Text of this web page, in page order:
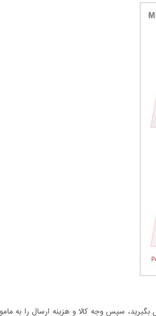
سپس وجه کالا و هزینه ارسال را به